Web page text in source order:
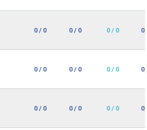
0 / 0 0 / 0 0 / 0
0 / 0 0 / 0 0 / 0
0 / 0 0 / 0 0 / 0